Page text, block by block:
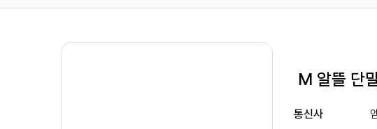
M 알뜰 단
통신사